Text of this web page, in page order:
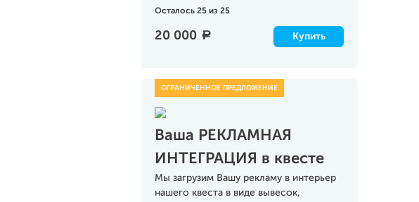
Осталось 25 из 25
20 000 a Купить
Ваша РЕКЛАМНАЯ
ИНТЕГРАЦИЯ в квесте
Мы загрузим Вашу рекламу в интерьер
нашего квеста в виде вывесок,